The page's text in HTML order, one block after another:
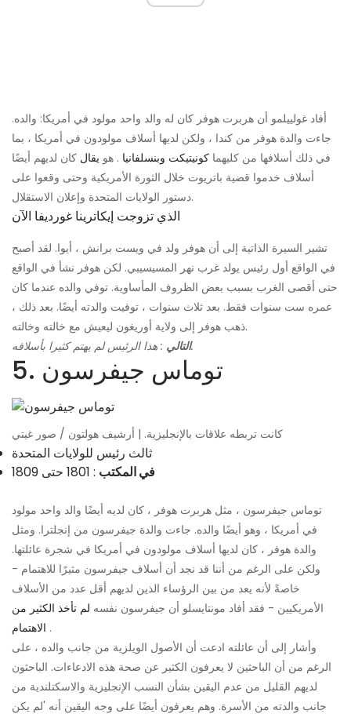
أفاد غولييلمو أن هربرت هوفر كان له والد واحد مولود في أمريكا: والده.
جاءت والدة هوفر من كندا ، ولكن لديها أسلاف مولودون في أمريكا ، بما
في ذلك أسلافها من كليهما كونيتيكت وبنسلفانيا . هو يقال كان لديهم أيضًا
أسلاف خدموا قضية باتريوت خلال الثورة الأمريكية وحتى وقعوا على
دستور الولايات المتحدة وإعلان الاستقلال.
الذي تزوجت إيكاترينا غورديفا الآن
تشير السيرة الذاتية إلى أن هوفر ولد في ويست برانش ، أيوا. لقد أصبح
في الواقع أول رئيس يولد غرب نهر المسيسيبي. لكن هوفر نشأ في الواقع
حتى أقصى الغرب بسبب بعض الظروف المأساوية. توفي والده عندما كان
عمره ست سنوات فقط. بعد ثلاث سنوات ، توفيت والدته أيضًا. بعد ذلك ،
ذهب هوفر إلى ولاية أوريغون ليعيش مع خالته وخالته.
التالي: هذا الرئيس لم يهتم كثيرا بأسلافه.
5. توماس جيفرسون
كانت تربطه علاقات بالإنجليزية. | أرشيف هولتون / صور غيتي
ثالث رئيس للولايات المتحدة
في المكتب : 1801 حتى 1809
توماس جيفرسون ، مثل هربرت هوفر ، كان لديه أيضًا والد واحد مولود
في أمريكا ، وهو أيضًا والده. جاءت والدة جيفرسون من إنجلترا. ومثل
والدة هوفر ، كان لديها أسلاف مولودون في أمريكا في شجرة عائلتها.
ولكن على الرغم من أننا قد نجد أن أسلاف جيفرسون مثيرًا للاهتمام -
خاصةً لأنه يعد من بين الرؤساء الذين لديهم أقل عدد من الأسلاف
الأمريكيين - فقد أفاد مونتايسلو أن جيفرسون نفسه لم تأخذ الكثير من
الاهتمام .
وأشار إلى أن عائلته ادعت أن الأصول الويلزية من جانب والده ، على
الرغم من أن الباحثين لا يعرفون الكثير عن صحة هذه الادعاءات. الباحثون
لديهم القليل من عدم اليقين بشأن النسب الإنجليزية والاسكتلندية من
جانب والدته من الأسرة. وهم يعرفون أيضًا على وجه اليقين أنه 'لم يكن